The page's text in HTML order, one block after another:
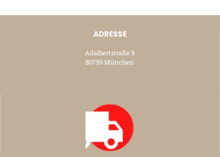
ADRESSE
Adalbertstraße 9
80799 München